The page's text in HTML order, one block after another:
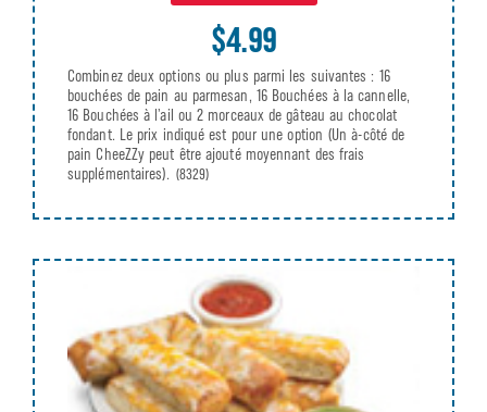
$4.99
Combinez deux options ou plus parmi les suivantes : 16
bouchées de pain au parmesan, 16 Bouchées à la cannelle,
16 Bouchées à l’ail ou 2 morceaux de gâteau au chocolat
fondant. Le prix indiqué est pour une option (Un à-côté de
pain CheeZZy peut être ajouté moyennant des frais
supplémentaires). (8329)